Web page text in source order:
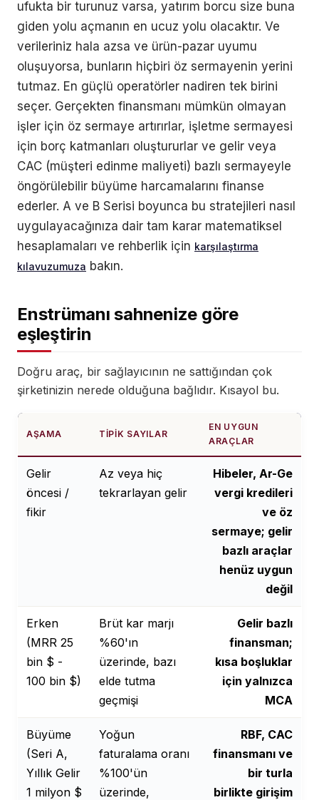
ufukta bir turunuz varsa, yatırım borcu size buna
giden yolu açmanın en ucuz yolu olacaktır. Ve
verileriniz hala azsa ve ürün-pazar uyumu
oluşuyorsa, bunların hiçbiri öz sermayenin yerini
tutmaz. En güçlü operatörler nadiren tek birini
seçer. Gerçekten finansmanı mümkün olmayan
işler için öz sermaye artırırlar, işletme sermayesi
için borç katmanları oluştururlar ve gelir veya
CAC (müşteri edinme maliyeti) bazlı sermayeyle
öngörülebilir büyüme harcamalarını finanse
ederler. A ve B Serisi boyunca bu stratejileri nasıl
uygulayacağınıza dair tam karar matematiksel
hesaplamaları ve rehberlik için karşılaştırma
kılavuzumuza bakın.
Enstrümanı sahnenize göre
eşleştirin
Doğru araç, bir sağlayıcının ne sattığından çok
şirketinizin nerede olduğuna bağlıdır. Kısayol bu.
AŞAMA TIPIK SAYILAR
EN UYGUN
ARAÇLAR
Gelir
öncesi /
fikir
Az veya hiç
tekrarlayan gelir
Hibeler, Ar-Ge
vergi kredileri
ve öz
sermaye; gelir
bazlı araçlar
henüz uygun
değil
Erken
(MRR 25
bin $ -
100 bin $)
Brüt kar marjı
%60'ın
üzerinde, bazı
elde tutma
geçmişi
Gelir bazlı
finansman;
kısa boşluklar
için yalnızca
MCA
Büyüme
(Seri A,
Yıllık Gelir
1 milyon $
Yoğun
faturalama oranı
%100'ün
üzerinde,
RBF, CAC
finansmanı ve
bir turla
birlikte girişim